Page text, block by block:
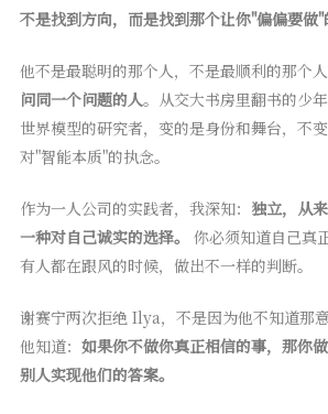
不是找到方向，而是找到那个让你"偏偏要做"
他不是最聪明的那个人，不是最顺利的那个
问同一个问题的人。从交大书房里翻书的少
世界模型的研究者，变的是身份和舞台，不变
对"智能本质"的执念。
作为一人公司的实践者，我深知： 独立，从
一种对自己诚实的选择。 你必须知道自己真
有人都在跟风的时候，做出不一样的判断。
谢赛宁两次拒绝 Ilya，不是因为他不知道那
他知道： 如果你不做你真正相信的事，那你
别人实现他们的答案。